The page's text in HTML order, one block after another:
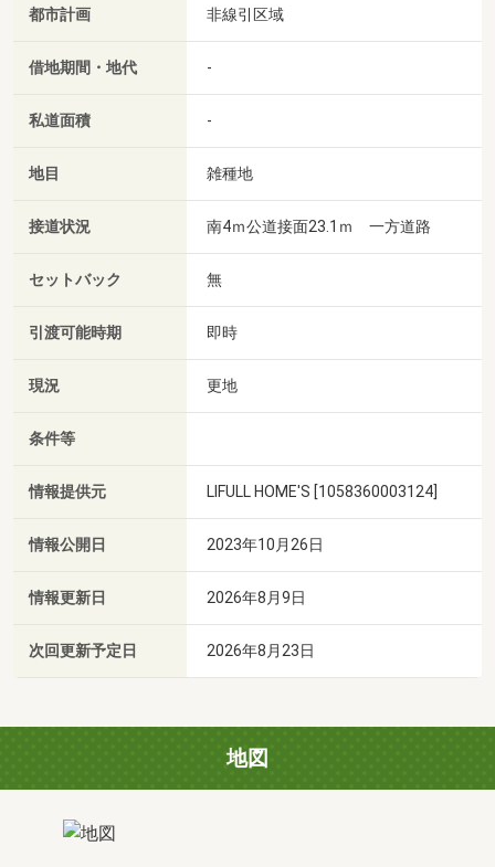
都市計画 非線引区域
借地期間・地代 -
私道面積 -
地目 雑種地
接道状況 南4ｍ公道接面23.1ｍ 一方道路
セットバック 無
引渡可能時期 即時
現況 更地
条件等
情報提供元 LIFULL HOME'S [1058360003124]
情報公開日 2023年10月26日
情報更新日 2026年8月9日
次回更新予定日 2026年8月23日
地図